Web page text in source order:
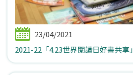
23/04/2021
2021-22「4.23世界閱讀日好書共享」